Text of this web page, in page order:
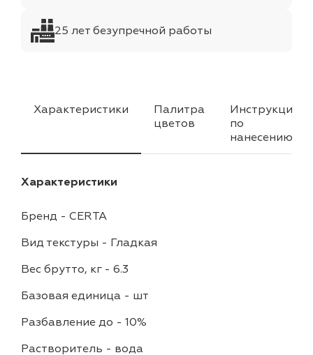
25 лет безупречной работы
Характеристики
Палитра
цветов
Инструкция
по
нанесению
Характеристики
Бренд - CERTA
Вид текстуры - Гладкая
Вес брутто, кг - 6.3
Базовая единица - шт
Разбавление до - 10%
Растворитель - вода